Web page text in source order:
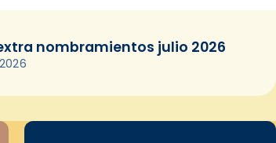
nombramientos julio 2026